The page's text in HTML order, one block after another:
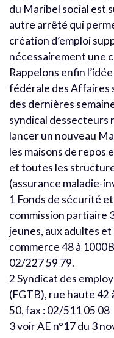
du Maribel social est
autre arrêté qui
création d’emploi
nécessairement une
Rappelons enfin
fédérale des Affaires
des dernières
syndical dessecteurs
lancer un nouveau
les maisons de repos
et toutes les
(assurance maladie-
1 Fonds de sécurité
commission partiaire
jeunes, aux adultes et
commerce 48 à
02/227 59 79.
2 Syndicat des
(FGTB), rue haute 42
50, fax : 02/511 05 08
3 voir AE n°17 du 3